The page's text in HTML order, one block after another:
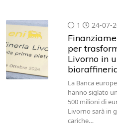
1 24-07-
per
Livorno in
La Banca
hanno siglato
500 milioni di
Livorno sarà in
cariche…